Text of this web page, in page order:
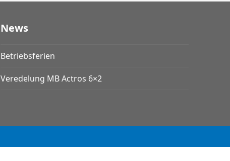
News
Betriebsferien
Veredelung MB Actros 6×2